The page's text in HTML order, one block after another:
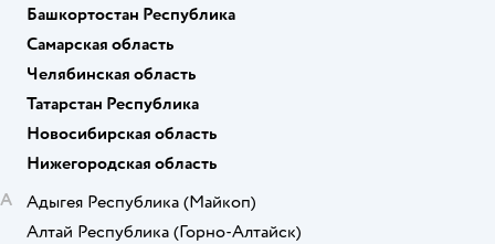
Башкортостан Республика
Самарская область
Челябинская область
Татарстан Республика
Новосибирская область
Нижегородская область
А
Адыгея Республика (Майкоп)
Алтай Республика (Горно-Алтайск)